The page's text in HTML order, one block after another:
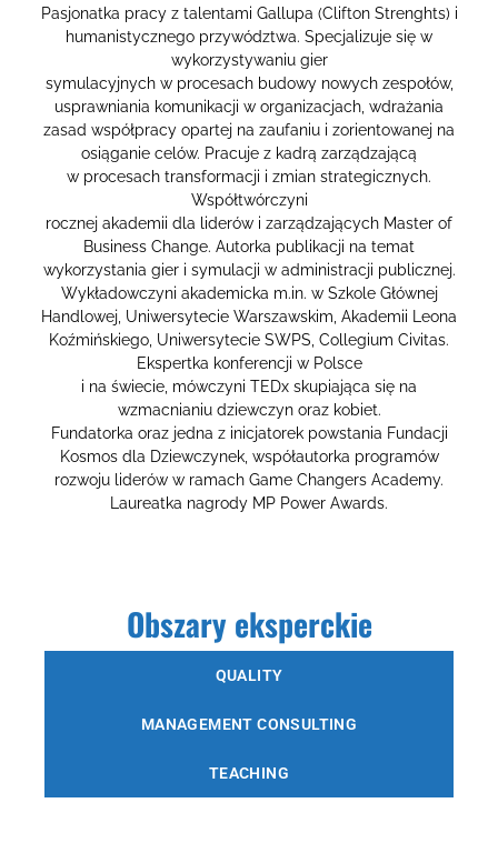
Pasjonatka pracy z talentami Gallupa (Clifton Strenghts) i
humanistycznego przywództwa. Specjalizuje się w
wykorzystywaniu gier
symulacyjnych w procesach budowy nowych zespołów,
usprawniania komunikacji w organizacjach, wdrażania
zasad współpracy opartej na zaufaniu i zorientowanej na
osiąganie celów. Pracuje z kadrą zarządzającą
w procesach transformacji i zmian strategicznych.
Współtwórczyni
rocznej akademii dla liderów i zarządzających Master of
Business Change. Autorka publikacji na temat
wykorzystania gier i symulacji w administracji publicznej.
Wykładowczyni akademicka m.in. w Szkole Głównej
Handlowej, Uniwersytecie Warszawskim, Akademii Leona
Koźmińskiego, Uniwersytecie SWPS, Collegium Civitas.
Ekspertka konferencji w Polsce
i na świecie, mówczyni TEDx skupiająca się na
wzmacnianiu dziewczyn oraz kobiet.
Fundatorka oraz jedna z inicjatorek powstania Fundacji
Kosmos dla Dziewczynek, współautorka programów
rozwoju liderów w ramach Game Changers Academy.
Laureatka nagrody MP Power Awards.
Obszary eksperckie
QUALITY
MANAGEMENT CONSULTING
TEACHING